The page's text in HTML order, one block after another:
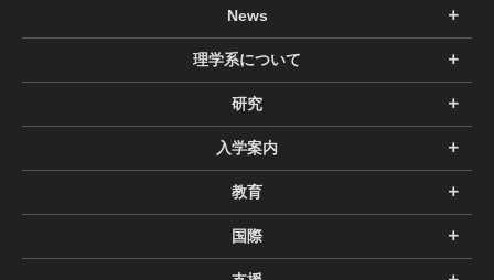
News
理学系について
研究
入学案内
教育
国際